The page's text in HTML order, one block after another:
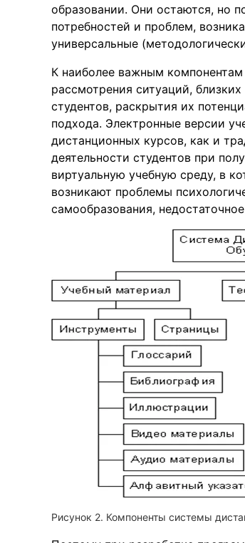
образовании. Они остаются, но
потребностей и проблем,
универсальные
К наиболее важным
рассмотрения ситуаций,
студентов, раскрытия их
подхода. Электронные версии
дистанционных курсов, как и
деятельности студентов при
виртуальную учебную среду, в
возникают проблемы
самообразования,
Рисунок 2. Компоненты системы